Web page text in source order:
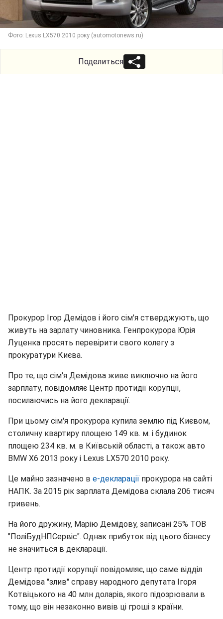
Фото: Lexus LX570 2010 року (automotonews.ru)
Поделиться
Прокурор Ігор Демідов і його сім'я стверджують, що
живуть на зарлату чиновника. Генпрокурора Юрія
Луценка просять перевірити свого колегу з
прокуратури Києва.
Про те, що сім'я Демідова живе виключно на його
зарплату, повідомляє Центр протидії корупції,
посилаючись на його декларації.
При цьому сім'я прокурора купила землю під Києвом,
столичну квартиру площею 149 кв. м. і будинок
площею 234 кв. м. в Київській області, а також авто
BMW X6 2013 року і Lexus LX570 2010 року.
Це майно зазначено в е-декларації прокурора на сайті
НАПК. За 2015 рік зарплата Демідова склала 206 тисяч
гривень.
На його дружину, Марію Демідову, записані 25% ТОВ
"ПоліБудНПСервіс". Однак прибуток від цього бізнесу
не значиться в декларації.
Центр протидії корупції повідомляє, що саме відділ
Демідова "злив" справу народного депутата Ігоря
Котвіцького на 40 млн доларів, якого підозрювали в
тому, що він незаконно вивів ці гроші з країни.